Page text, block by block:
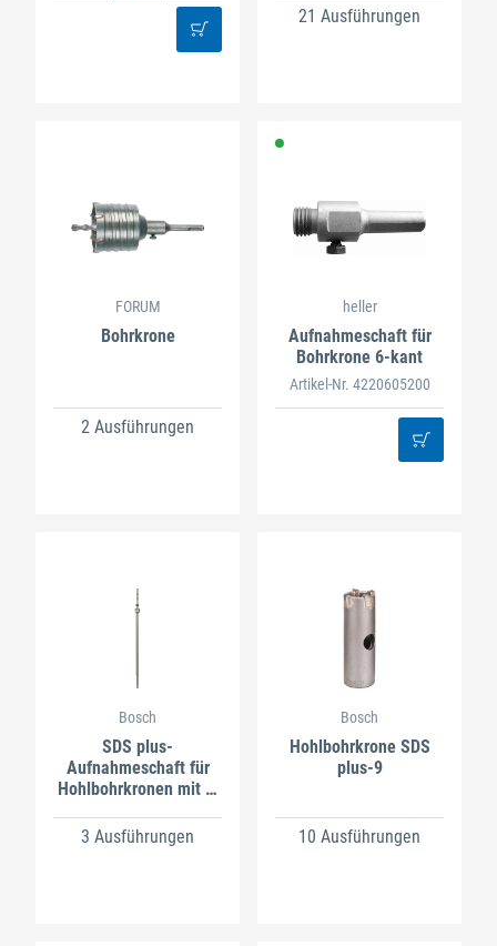
21 Ausführungen
FORUM
Bohrkrone
2 Ausführungen
heller
Aufnahmeschaft für
Bohrkrone 6-kant
Artikel-Nr. 4220605200
Bosch
SDS plus-
Aufnahmeschaft für
Hohlbohrkronen mit M
3 Ausführungen
Bosch
Hohlbohrkrone SDS
plus-9
10 Ausführungen